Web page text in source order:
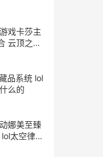
戏卡莎主
云顶之弈
品系统 lol
么的
娜美至臻
太空律动